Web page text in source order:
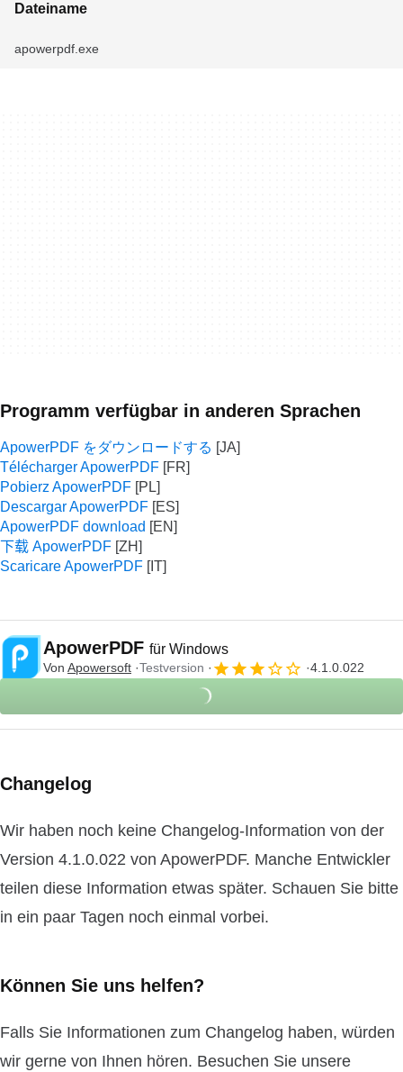
Dateiname
apowerpdf.exe
Programm verfügbar in anderen Sprachen
ApowerPDF をダウンロードする
Télécharger ApowerPDF
Pobierz ApowerPDF
Descargar ApowerPDF
ApowerPDF download
下载 ApowerPDF
Scaricare ApowerPDF
ApowerPDF für Windows
Von Apowersoft Testversion 4.1.0.022
Changelog
Wir haben noch keine Changelog-Information von der
Version 4.1.0.022 von ApowerPDF. Manche Entwickler
teilen diese Information etwas später. Schauen Sie bitte
in ein paar Tagen noch einmal vorbei.
Können Sie uns helfen?
Falls Sie Informationen zum Changelog haben, würden
wir gerne von Ihnen hören. Besuchen Sie unsere